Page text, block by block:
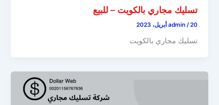
تسليك مجاري بالكويت – للبيع
admin /20 أبريل، 2023
تسليك مجاري بالكويت